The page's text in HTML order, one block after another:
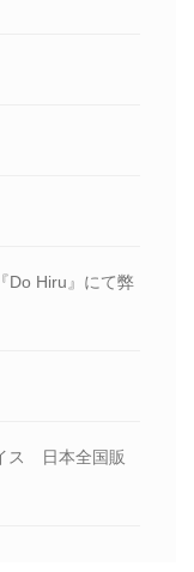
Do Hiru』にて弊
ス 日本全国販